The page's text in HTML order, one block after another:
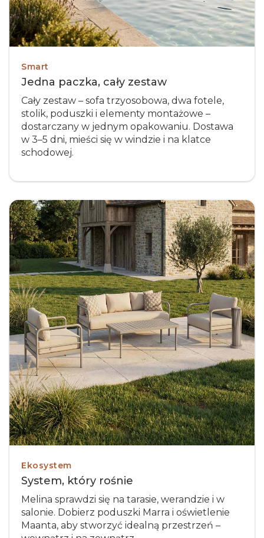
Smart
Jedna paczka, cały zestaw
Cały zestaw – sofa trzyosobowa, dwa fotele,
stolik, poduszki i elementy montażowe –
dostarczany w jednym opakowaniu. Dostawa
w 3–5 dni, mieści się w windzie i na klatce
schodowej.
Ekosystem
System, który rośnie
Melina sprawdzi się na tarasie, werandzie i w
salonie. Dobierz poduszki Marra i oświetlenie
Maanta, aby stworzyć idealną przestrzeń –